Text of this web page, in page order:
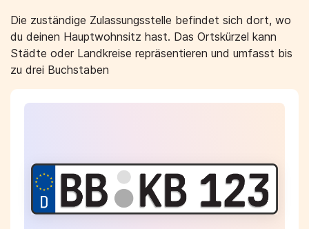
Die zuständige Zulassungsstelle befindet sich dort, wo
du deinen Hauptwohnsitz hast. Das Ortskürzel kann
Städte oder Landkreise repräsentieren und umfasst bis
zu drei Buchstaben